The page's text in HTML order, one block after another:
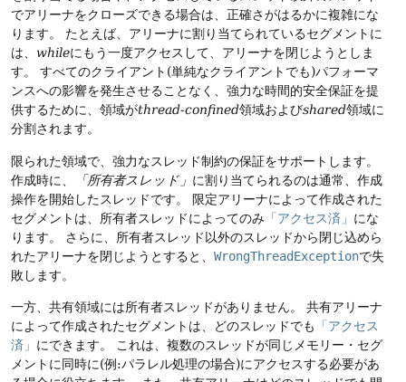
でアリーナをクローズできる場合は、正確さがはるかに複雑にな
ります。
たとえば、アリーナに割り当てられているセグメントに
は、 whileにもう一度アクセスして、アリーナを閉じようとしま
す。
すべてのクライアント(単純なクライアントでも)パフォーマ
ンスへの影響を発生させることなく、強力な時間的安全保証を提
供するために、領域がthread-confined領域およびshared領域に
分割されます。
限られた領域で、強力なスレッド制約の保証をサポートします。
作成時に、
「所有者スレッド」 に割り当てられるのは通常、作成
操作を開始したスレッドです。
限定アリーナによって作成された
セグメントは、所有者スレッドによってのみ 「アクセス済」 にな
ります。
さらに、所有者スレッド以外のスレッドから閉じ込めら
れたアリーナを閉じようとすると、 WrongThreadExceptionで失
敗します。
一方、共有領域には所有者スレッドがありません。
共有アリーナ
によって作成されたセグメントは、どのスレッドでも
「アクセス
済」 にできます。
これは、複数のスレッドが同じメモリー・セグ
メントに同時に(例:パラレル処理の場合)にアクセスする必要があ